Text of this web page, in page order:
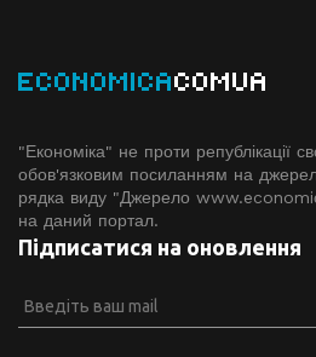
ECONOMICACOMUA
"Економіка" не проти републікації
обов'язковим посиланням на
рядка виду "Джерело
на даний портал.
Підписатися на оновлення